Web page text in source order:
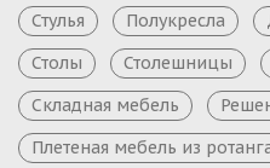
Стулья Полукресла
Столы
Столешницы
Складная мебель
Плетеная мебель из